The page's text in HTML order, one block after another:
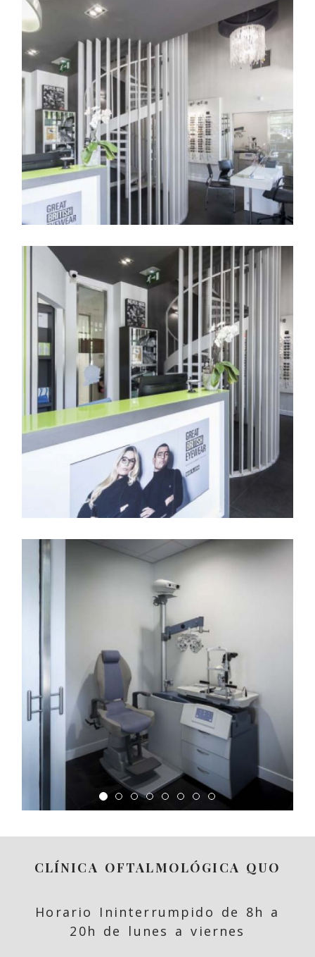
Mostrador de recepción
para clientes con la
escalera al fondo
Mostrador de recepción
para clientes con la
escalera al fondo
espacio reservado de la
sala para realizar las
optometrías
CLÍNICA OFTALMOLÓGICA QUO
Horario Ininterrumpido de 8h a
20h de lunes a viernes